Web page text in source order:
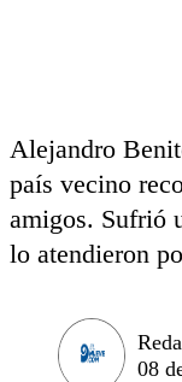
Alejandro
país vecino
amigos. Sufrió
lo atendieron
08